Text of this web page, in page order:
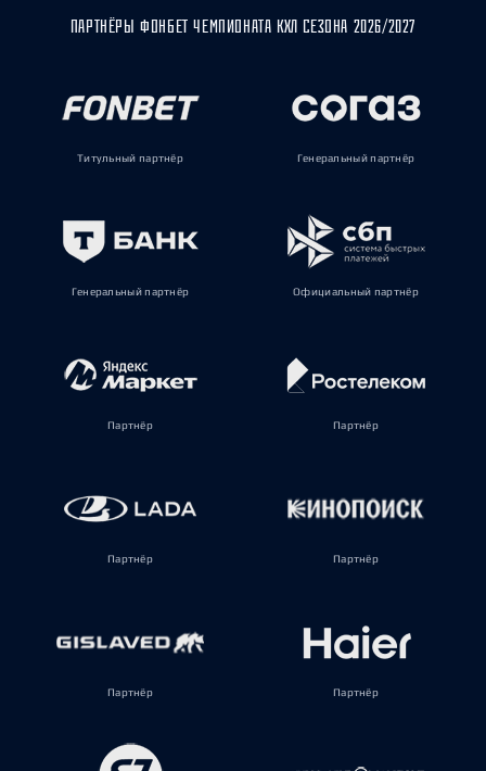
ПАРТНЁРЫ ФОНБЕТ ЧЕМПИОНАТА КХЛ СЕЗОНА 2026/2027
Титульный партнёр Генеральный партнёр
Генеральный партнёр Официальный партнёр
Партнёр Партнёр
Партнёр Партнёр
Партнёр Партнёр